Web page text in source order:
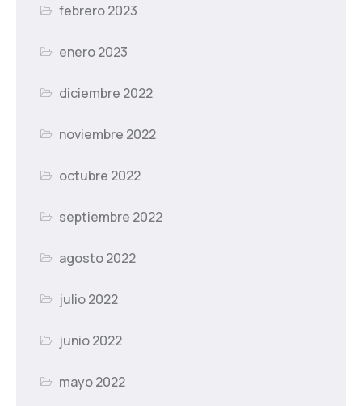
febrero 2023
enero 2023
diciembre 2022
noviembre 2022
octubre 2022
septiembre 2022
agosto 2022
julio 2022
junio 2022
mayo 2022